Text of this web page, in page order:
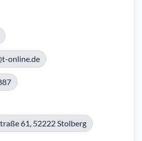
online.de
61, 52222 Stolberg